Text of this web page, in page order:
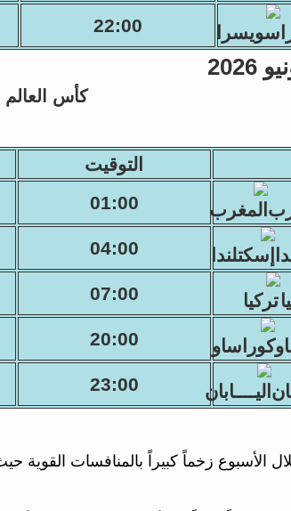
22:00
كأس العالم
التوقيت
01:00
04:00
07:00
20:00
23:00
كبيراً بالمنافسات القوية حيث تُقام 9 مباراة موزعة على 1